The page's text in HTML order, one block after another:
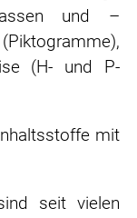
und –
(H- und P-
mit
seit vielen